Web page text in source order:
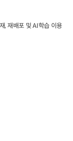
재배포 및 AI학습 이용